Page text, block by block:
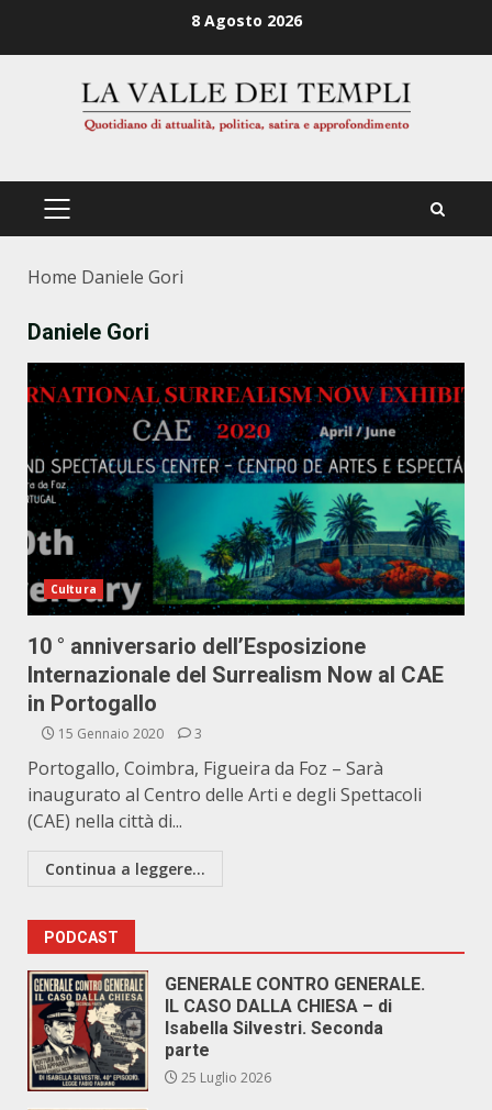
8 Agosto 2026
PRIMÄRES
Home Daniele Gori
Daniele Gori
Cultura
10 ° anniversario dell’Esposizione
Internazionale del Surrealism Now al CAE
in Portogallo
15 Gennaio 2020 3
Portogallo, Coimbra, Figueira da Foz – Sarà
inaugurato al Centro delle Arti e degli Spettacoli
(CAE) nella città di...
Continua a leggere...
PODCAST
GENERALE CONTRO GENERALE.
IL CASO DALLA CHIESA – di
Isabella Silvestri. Seconda
parte
25 Luglio 2026